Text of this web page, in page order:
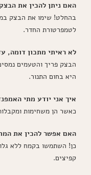
האם ניתן להכין את
בהחלט! שימו את הבצק
לטמפרטורת החדר.
לא ראיתי מתכון דומה,
הבצק פריך והטעמים
היא בחום התנור.
איך אני יודע מתי
כאשר הן משחימות
האם אפשר להכין את
כן! השתמשו בקמח ללא
קפיצים.